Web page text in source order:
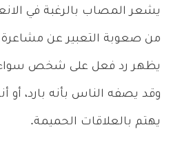
يشعر المصاب بالرغبة في
من صعوبة التعبير عن مشاعرة
يظهر رد فعل على شخص سواء
وقد يصفه الناس بأنه بارد، أو
يهتم بالعلاقات الحميمة.